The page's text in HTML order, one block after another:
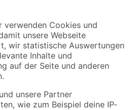
und Aktionen mehr verpassen!